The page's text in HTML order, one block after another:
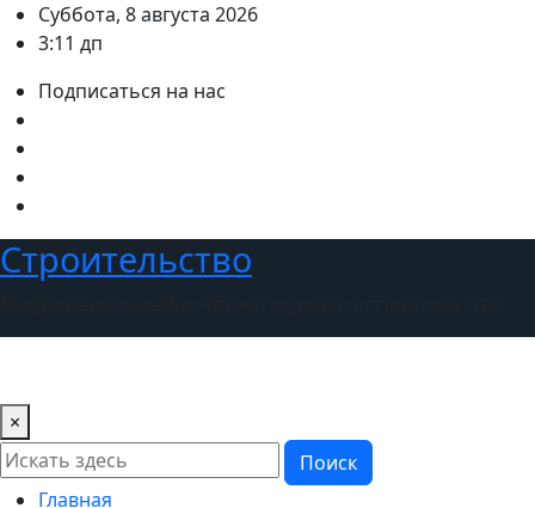
ПерейтиСуббота, 8 августа 2026
3:11 дп
Подписаться на нас
Строительство
×
Поиск
Главная